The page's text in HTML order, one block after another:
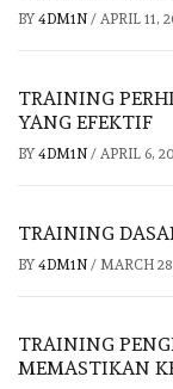
BY 4DM1N / APRIL 11,
TRAINING
YANG EFEKTIF
BY 4DM1N / APRIL 6,
TRAINING
BY 4DM1N / MARCH
TRAINING
MEMASTIKAN